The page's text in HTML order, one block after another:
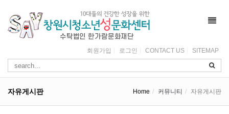
회원가입 로그인 CONTACT US SITEMAP
자유게시판 Home 커뮤니티 자유게시판